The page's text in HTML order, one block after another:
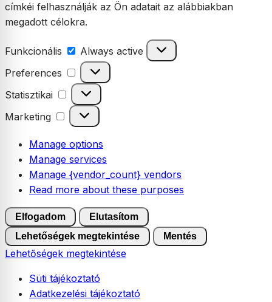
címkéi felhasználják az Ön adatait az alábbiakban
megadott célokra.
Funkcionális Funkcionális
Always active
Preferences
Preferences
Statisztikai Statisztikai
Marketing Marketing
Manage options
Manage services
Manage {vendor_count} vendors
Read more about these purposes
Elfogadom
Elutasítom
Lehetőségek megtekintése
Mentés
Lehetőségek megtekintése
Süti tájékoztató
Adatkezelési tájékoztató